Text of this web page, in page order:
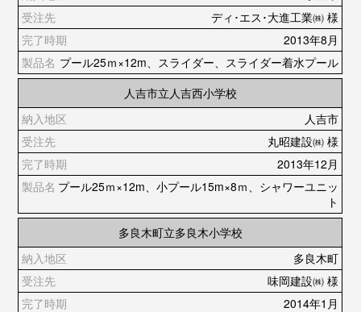
ディ･エス･大進工業㈱ 様
2013年8月
プール25ｍ×12m、スライダー、スライダー着水プール
人吉市立人吉⻄小学校
人吉市
丸昭建設㈱ 様
2013年12月
プール25ｍ×12m、小プール15m×8ｍ、シャワーユニッ
ト
多良木町立多良木小学校
多良木町
味岡建設㈱ 様
2014年1月